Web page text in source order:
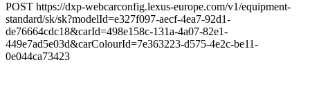
POST https://dxp-webcarconfig.lexus-europe.com/v1/equipment-
standard/sk/sk?modelId=e327f097-aecf-4ea7-92d1-
de76664cdc18&carId=498e158c-131a-4a07-82e1-
449e7ad5e03d&carColourId=7e363223-d575-4e2c-be11-
0e044ca73423